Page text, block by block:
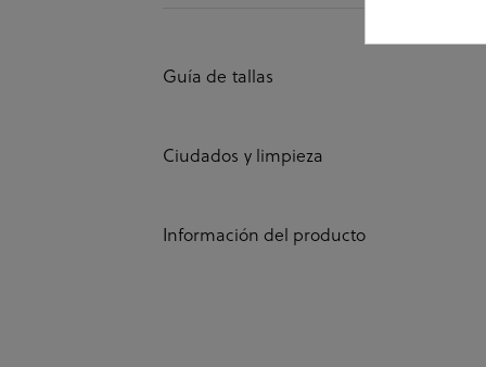
Guía de tallas
Ciudados y limpieza
Información del producto